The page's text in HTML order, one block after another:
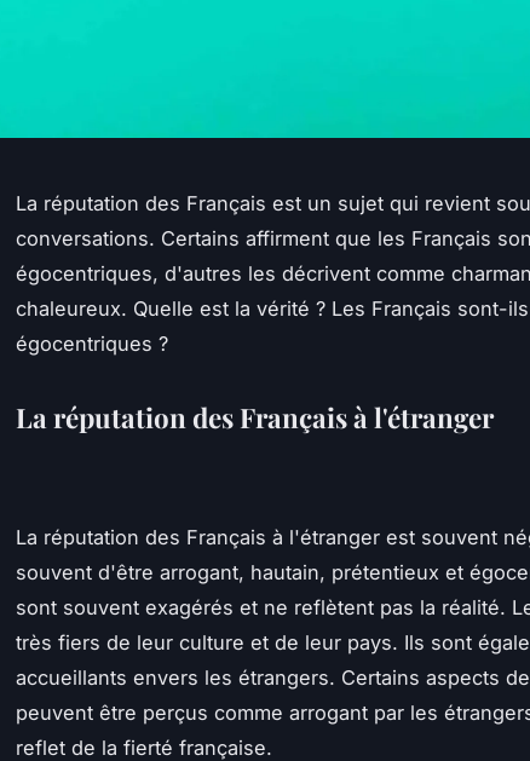
La réputation des Français est un sujet qui revient
conversations. Certains affirment que les Français
égocentriques, d'autres les décrivent comme
chaleureux. Quelle est la vérité ? Les Français sont-
égocentriques ?
La réputation des Français à l'étranger
La réputation des Français à l'étranger est souvent
souvent d'être arrogant, hautain, prétentieux et
sont souvent exagérés et ne reflètent pas la réalité.
très fiers de leur culture et de leur pays. Ils sont
accueillants envers les étrangers. Certains aspects
peuvent être perçus comme arrogant par les
reflet de la fierté française.